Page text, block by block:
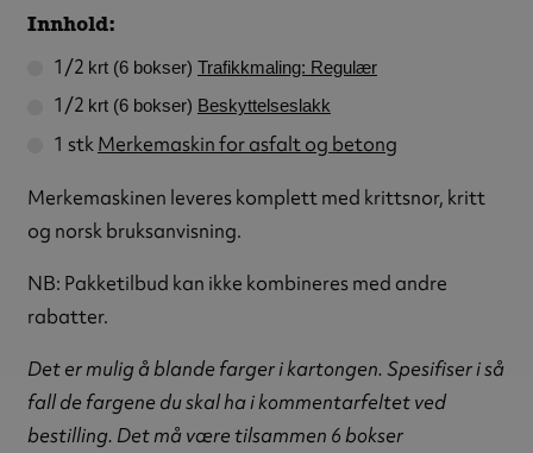
Innhold:
1/2 krt (6 bokser) Trafikkmaling: Regulær
1/2 krt (6 bokser) Beskyttelseslakk
1 stkMerkemaskin for asfalt og betong
Merkemaskinen leveres komplett med krittsnor, kritt
og norsk bruksanvisning.
NB: Pakketilbud kan ikke kombineres med andre
rabatter.
Det er mulig å blande farger i kartongen. Spesifiser i så
fall de fargene du skal ha i kommentarfeltet ved
bestilling. Det må være tilsammen 6 bokser